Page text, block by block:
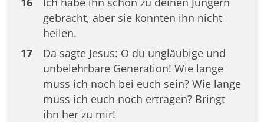
gebracht, aber sie konnten ihn nicht
heilen.
17
Da sagte Jesus: O du ungläubige und
unbelehrbare Generation! Wie lange
muss ich noch bei euch sein? Wie lange
muss ich euch noch ertragen? Bringt
ihn her zu mir!